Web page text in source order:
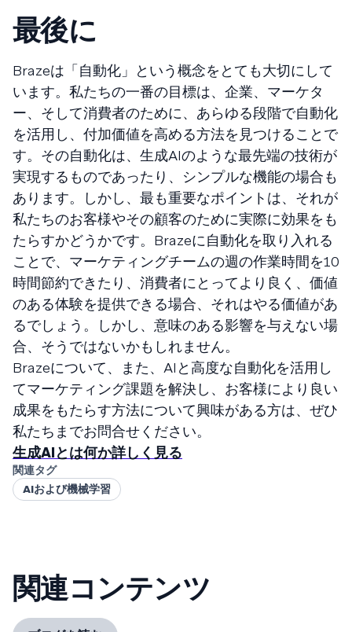
最後に
Brazeは「自動化」という概念をとても大切にして
います。私たちの一番の目標は、企業、マーケタ
ー、そして消費者のために、あらゆる段階で自動化
を活用し、付加価値を高める方法を見つけることで
す。その自動化は、生成AIのような最先端の技術が
実現するものであったり、シンプルな機能の場合も
あります。しかし、最も重要なポイントは、それが
私たちのお客様やその顧客のために実際に効果をも
たらすかどうかです。Brazeに自動化を取り入れる
ことで、マーケティングチームの週の作業時間を10
時間節約できたり、消費者にとってより良く、価値
のある体験を提供できる場合、それはやる価値があ
るでしょう。しかし、意味のある影響を与えない場
合、そうではないかもしれません。
Brazeについて、また、AIと高度な自動化を活用し
てマーケティング課題を解決し、お客様により良い
成果をもたらす方法について興味がある方は、ぜひ
私たちまでお問合せください。
生成AIとは何か詳しく見る
関連タグ
AIおよび機械学習
関連コンテンツ